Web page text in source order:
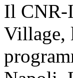
Il CNR-
Village,